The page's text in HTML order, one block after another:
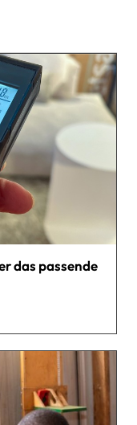
das passende